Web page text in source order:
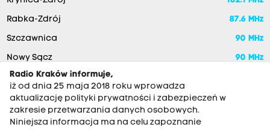
Rabka-Zdrój 87.6 MHz
Szczawnica 90 MHz
Nowy Sącz
90 MHz
Radio Kraków informuje,
iż od dnia 25 maja 2018 roku wprowadza
aktualizację polityki prywatności i zabezpieczeń w
zakresie przetwarzania danych osobowych.
Niniejsza informacja ma na celu zapoznanie